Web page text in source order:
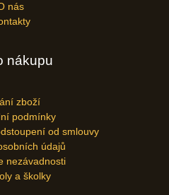
nás
nákupu
zboží
podmínky
od smlouvy
údajů
nezávadnosti
a školky